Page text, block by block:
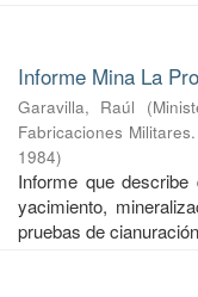
Informe Mina La
Garavilla, Raúl (
Fabricaciones
1984)
Informe que
yacimiento,
pruebas de